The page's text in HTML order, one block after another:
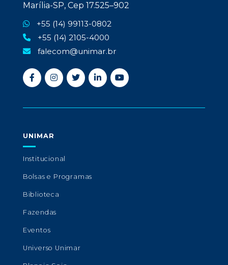
Marília-SP, Cep 17.525–902
+55 (14) 99113-0802
+55 (14) 2105-4000
falecom@unimar.br
UNIMAR
Institucional
Bolsas e Programas
Biblioteca
Fazendas
Eventos
Universo Unimar